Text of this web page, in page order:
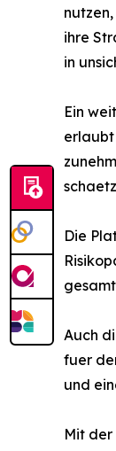
ihre
in
Ein
Die
Auch
fuer
und
Mit